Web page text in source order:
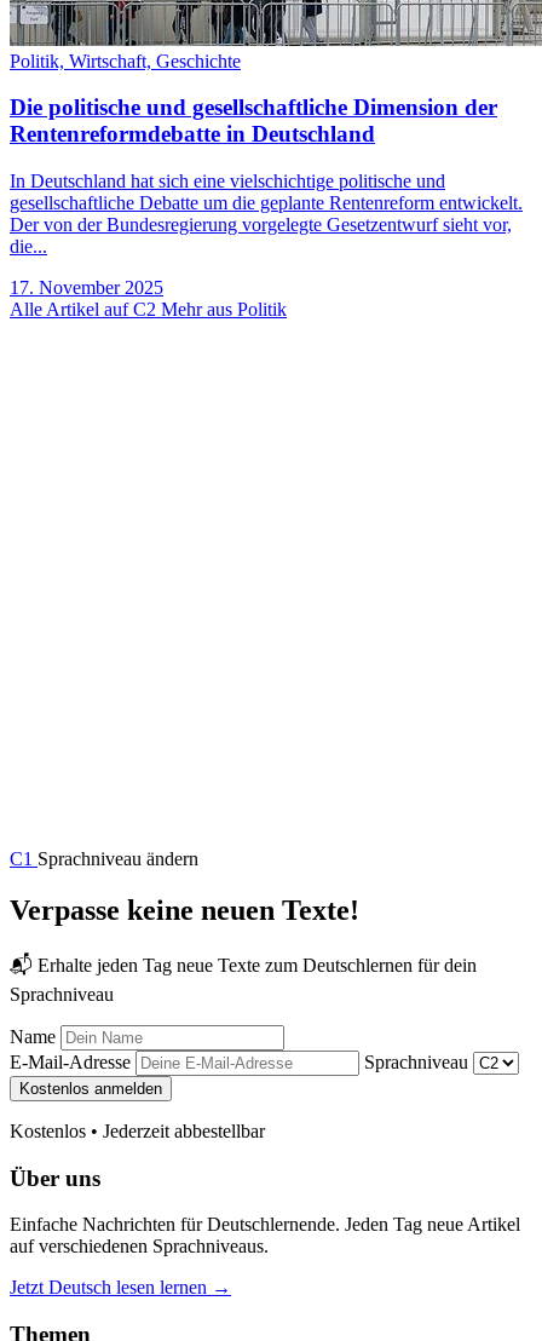
Politik, Wirtschaft, Geschichte
Die politische und gesellschaftliche Dimension der
Rentenreformdebatte in Deutschland
In Deutschland hat sich eine vielschichtige politische und
gesellschaftliche Debatte um die geplante Rentenreform entwickelt.
Der von der Bundesregierung vorgelegte Gesetzentwurf sieht vor,
die...
17. November 2025
Alle Artikel auf C2 Mehr aus Politik
C1 Sprachniveau ändern
Verpasse keine neuen Texte!
📬 Erhalte jeden Tag neue Texte zum Deutschlernen für dein
Sprachniveau
Name
E-Mail-Adresse
Sprachniveau
Kostenlos anmelden
Kostenlos • Jederzeit abbestellbar
Über uns
Einfache Nachrichten für Deutschlernende. Jeden Tag neue Artikel
auf verschiedenen Sprachniveaus.
Jetzt Deutsch lesen lernen →
Themen